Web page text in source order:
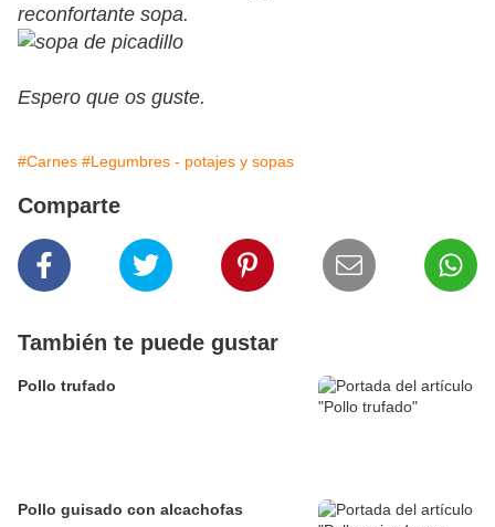
reconfortante sopa.
Espero que os guste.
#Carnes #Legumbres - potajes y sopas
Comparte
También te puede gustar
Pollo trufado
Pollo guisado con alcachofas